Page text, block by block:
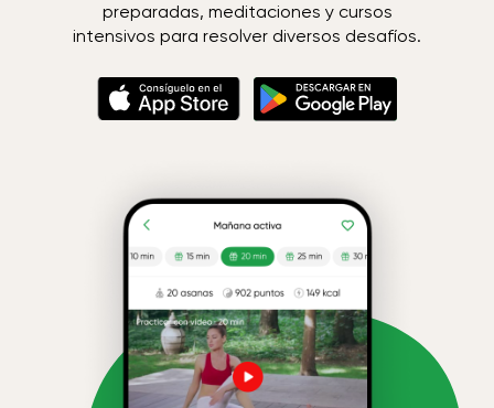
preparadas, meditaciones y cursos
intensivos para resolver diversos desafíos.